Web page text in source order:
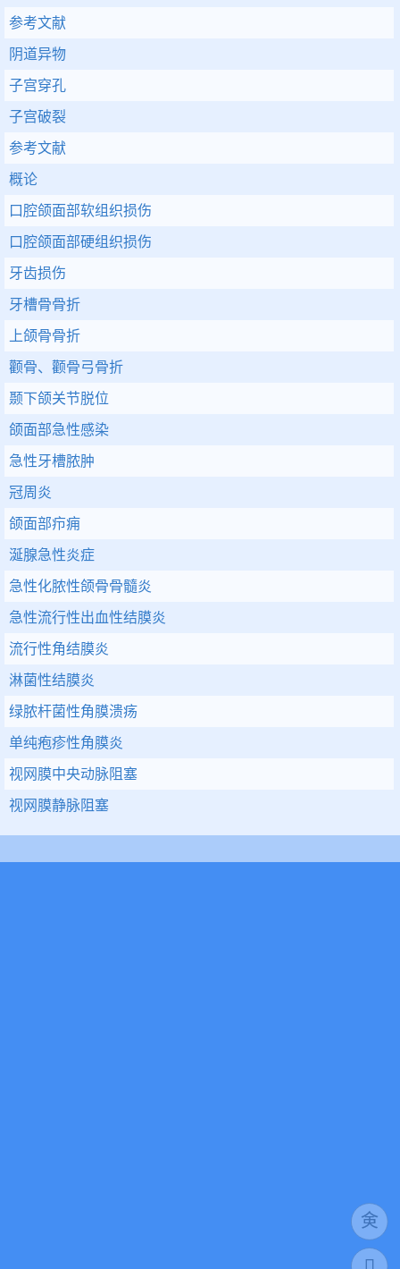
参考文献
阴道异物
子宫穿孔
子宫破裂
参考文献
概论
口腔颌面部软组织损伤
口腔颌面部硬组织损伤
牙齿损伤
牙槽骨骨折
上颌骨骨折
颧骨、颧骨弓骨折
颞下颌关节脱位
颌面部急性感染
急性牙槽脓肿
冠周炎
颌面部疖痈
涎腺急性炎症
急性化脓性颌骨骨髓炎
急性流行性出血性结膜炎
流行性角结膜炎
淋菌性结膜炎
绿脓杆菌性角膜溃疡
单纯疱疹性角膜炎
视网膜中央动脉阻塞
视网膜静脉阻塞